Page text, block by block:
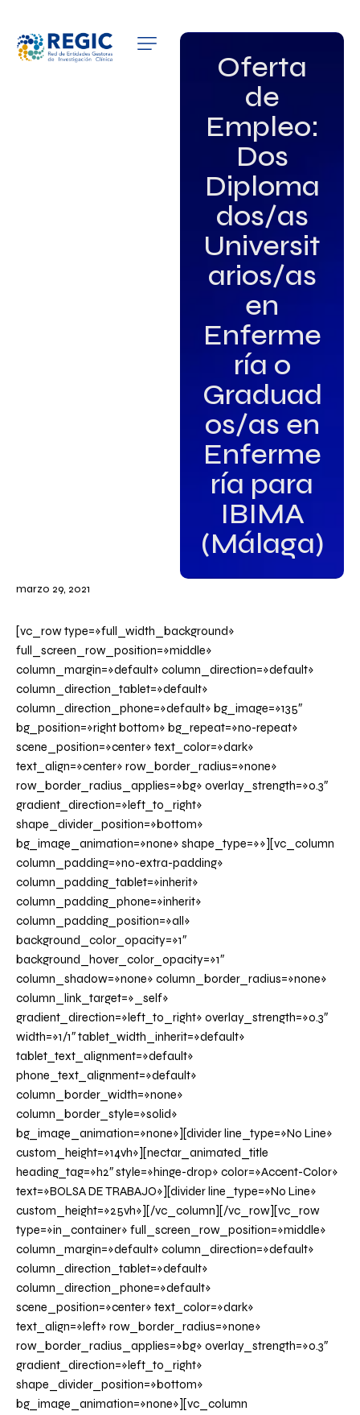
Oferta
de
Empleo:
Dos
Diploma
dos/as
Universit
arios/as
en
Enferme
ría o
Graduad
os/as en
Enferme
ría para
IBIMA
(Málaga)
QUIÉNES SOMOS
PATROCINADORES
GRUPOS DE INTERÉS
marzo 29, 2021
[vc_row type=»full_width_background»
full_screen_row_position=»middle»
column_margin=»default» column_direction=»default»
column_direction_tablet=»default»
column_direction_phone=»default» bg_image=»135″
bg_position=»right bottom» bg_repeat=»no-repeat»
scene_position=»center» text_color=»dark»
text_align=»center» row_border_radius=»none»
row_border_radius_applies=»bg» overlay_strength=»0.3″
gradient_direction=»left_to_right»
shape_divider_position=»bottom»
bg_image_animation=»none» shape_type=»»][vc_column
column_padding=»no-extra-padding»
column_padding_tablet=»inherit»
column_padding_phone=»inherit»
column_padding_position=»all»
background_color_opacity=»1″
background_hover_color_opacity=»1″
column_shadow=»none» column_border_radius=»none»
column_link_target=»_self»
gradient_direction=»left_to_right» overlay_strength=»0.3″
width=»1/1″ tablet_width_inherit=»default»
tablet_text_alignment=»default»
phone_text_alignment=»default»
column_border_width=»none»
column_border_style=»solid»
bg_image_animation=»none»][divider line_type=»No Line»
custom_height=»14vh»][nectar_animated_title
heading_tag=»h2″ style=»hinge-drop» color=»Accent-Color»
text=»BOLSA DE TRABAJO»][divider line_type=»No Line»
custom_height=»25vh»][/vc_column][/vc_row][vc_row
type=»in_container» full_screen_row_position=»middle»
column_margin=»default» column_direction=»default»
column_direction_tablet=»default»
column_direction_phone=»default»
scene_position=»center» text_color=»dark»
text_align=»left» row_border_radius=»none»
row_border_radius_applies=»bg» overlay_strength=»0.3″
gradient_direction=»left_to_right»
shape_divider_position=»bottom»
bg_image_animation=»none»][vc_column